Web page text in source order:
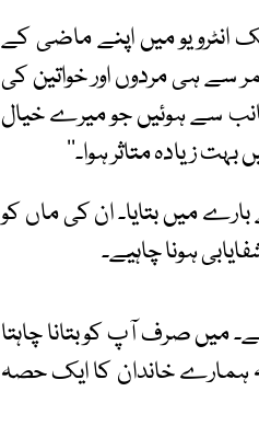
انٹرویو میں اپنے ماضی کے
نے بتایا، ’’میں نے 9 سال کی عمر سے ہی مردوں اور خواتین کی
سے ہوئیں جو میرے خیال
زیادہ متاثر ہوا۔‘‘
میں بتایا۔ ان کی ماں کو
ہونا چاہیے۔
میں صرف آپ کو بتانا چاہتا
ہمارے خاندان کا ایک حصہ